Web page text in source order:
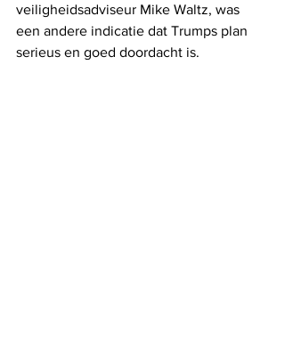
veiligheidsadviseur Mike Waltz, was
een andere indicatie dat Trumps plan
serieus en goed doordacht is.